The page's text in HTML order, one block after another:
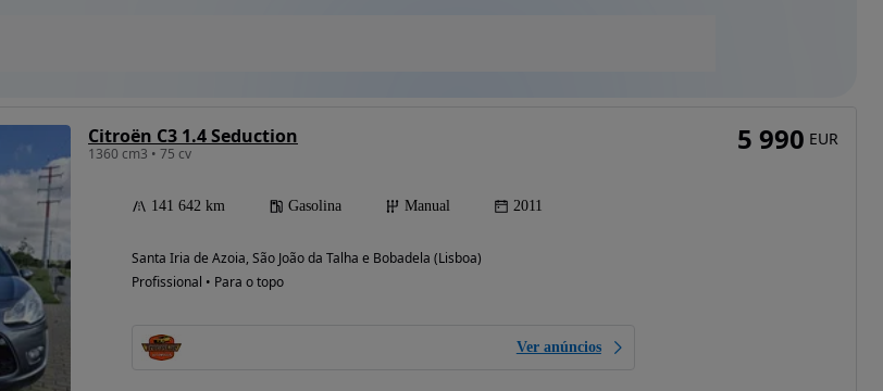
Citroën C3 1.4 Seduction
1360 cm3 • 75 cv
141 642 km Gasolina Manual 2011
Santa Iria de Azoia, São João da Talha e Bobadela (Lisboa)
Profissional • Para o topo
Ver anúncios
5 990 EUR